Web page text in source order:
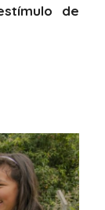
de